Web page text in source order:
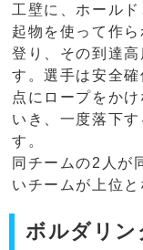
工壁に、ホール
起物を使って作
登り、その到達高
す。選手は安全
点にロープをか
いき、一度落下
す。
同チームの2人が
いチームが上位と
ボルダリン